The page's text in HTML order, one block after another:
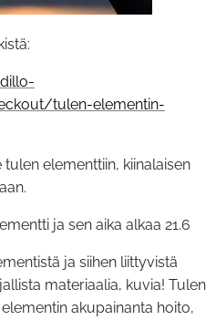
tulen-elementin-
elementtiin, kiinalaisen
ja sen aika alkaa 21.6
ja siihen liittyvistä
materiaalia, kuvia! Tulen
akupainanta hoito,